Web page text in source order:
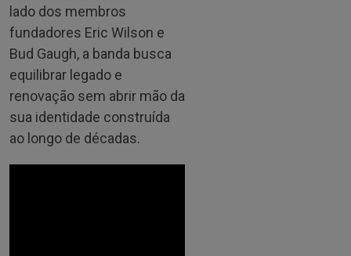
lado dos membros
fundadores Eric Wilson e
Bud Gaugh, a banda busca
equilibrar legado e
renovação sem abrir mão da
sua identidade construída
ao longo de décadas.